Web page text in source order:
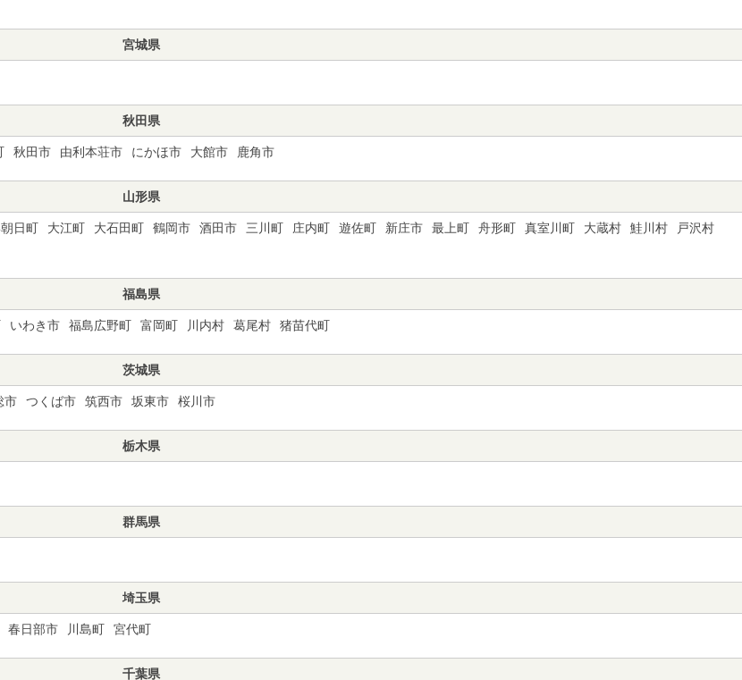
宮城県
秋田県
秋田市 由利本荘市 にかほ市 大館市 鹿角市
山形県
日町 大江町 大石田町 鶴岡市 酒田市 三川町 庄内町 遊佐町 新庄市 最上町 舟形町 真室川町 大蔵村 鮭川村
戸沢村
福島県
いわき市 福島広野町 富岡町 川内村 葛尾村 猪苗代町
茨城県
市 つくば市 筑西市 坂東市 桜川市
栃木県
群馬県
埼玉県
春日部市 川島町 宮代町
千葉県